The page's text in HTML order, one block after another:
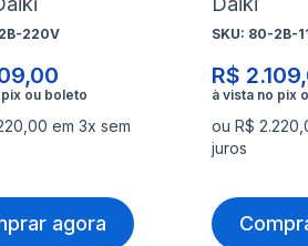
220V
em 3x sem
agora
SKU: 80-2B-
R$
ou R$
juros